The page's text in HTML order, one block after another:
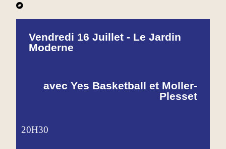
Vendredi 16 Juillet - Le Jardin
Moderne
avec Yes Basketball et Moller-
Plesset
20H30